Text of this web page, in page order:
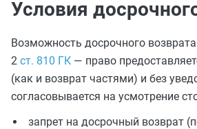
Условия
Возможность досрочного
2 ст. 810 ГК — право
(как и возврат частями) и без
согласовывается на усмотрение
запрет на досрочный возврат